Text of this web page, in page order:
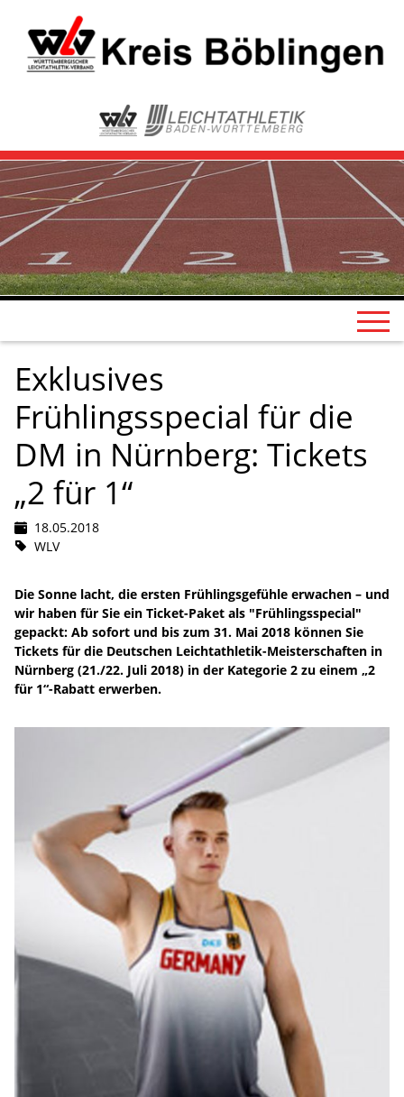
Exklusives
Frühlingsspecial für die
DM in Nürnberg: Tickets
„2 für 1“
18.05.2018
WLV
Die Sonne lacht, die ersten Frühlingsgefühle erwachen – und
wir haben für Sie ein Ticket-Paket als "Frühlingsspecial"
gepackt: Ab sofort und bis zum 31. Mai 2018 können Sie
Tickets für die Deutschen Leichtathletik-Meisterschaften in
Nürnberg (21./22. Juli 2018) in der Kategorie 2 zu einem „2
für 1“-Rabatt erwerben.